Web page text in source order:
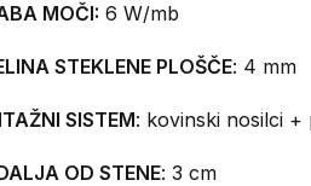
MOČI: 6 W/mb
STEKLENE PLOŠČE: 4 mm
SISTEM: kovinski nosilci +
OD STENE: 3 cm